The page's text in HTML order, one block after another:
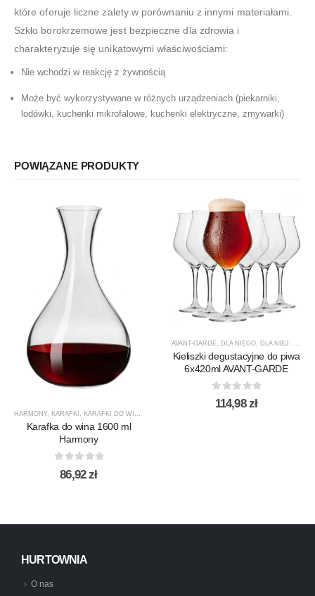
które oferuje liczne zalety w porównaniu z innymi materiałami.
Szkło borokrzemowe jest bezpieczne dla zdrowia i
charakteryzuje się unikatowymi właściwościami:
Nie wchodzi w reakcję z żywnością
Może być wykorzystywane w różnych urządzeniach (piekarniki,
lodówki, kuchenki mikrofalowe, kuchenki elektryczne, zmywarki)
POWIĄZANE PRODUKTY
HARMONY, KARAFKI , KARAFKI DO WINA
Karafka do wina 1600 ml
Harmony
out of 5
86,92zł
AVANT-GARDE DLA NIEGO DLA NIEJ
Kieliszki degustacyjne do piwa
6x420ml AVANT-GARDE
0out of 5
114,98zł
HURTOWNIA
O nas